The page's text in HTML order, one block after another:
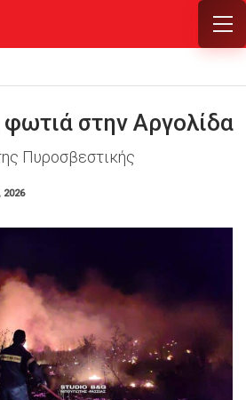
στην Αργολίδα
Πυροσβεστικής
2026